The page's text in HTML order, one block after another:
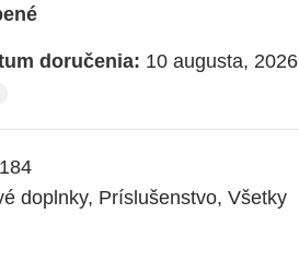
doručenia: 10 augusta, 2026
doplnky, Príslušenstvo, Všetky